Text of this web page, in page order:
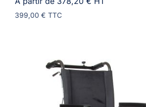
399,00 € TTC